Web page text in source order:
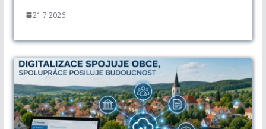
21.7.2026